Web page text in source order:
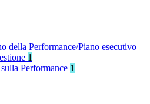
della Performance/Piano esecutivo
1
Performance 1